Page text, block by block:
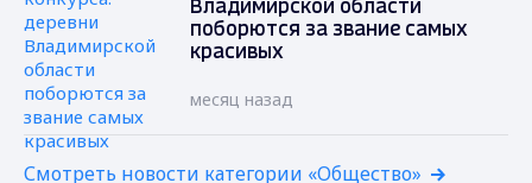
Владимирской области
поборются за звание самых
красивых
месяц назад
Смотреть новости категории «Общество»